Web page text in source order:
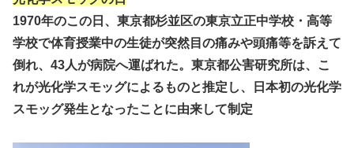
1970年のこの日、東京都杉並区の東京立正中学校・高等
学校で体育授業中の生徒が突然目の痛みや頭痛等を訴えて
倒れ、43人が病院へ運ばれた。東京都公害研究所は、こ
れが光化学スモッグによるものと推定し、日本初の光化学
スモッグ発生となったことに由来して制定